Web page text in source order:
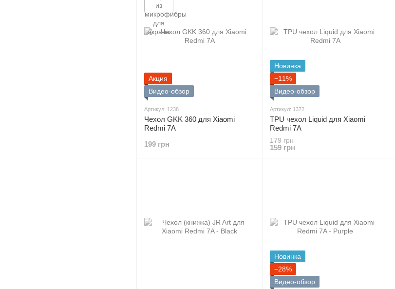
Акция
Видео-обзор
Артикул: 1238
Чехол GKK 360 для Xiaomi
Redmi 7A
199 грн
Новинка
−11%
Видео-обзор
Артикул: 1372
TPU чехол Liquid для Xiaomi
Redmi 7A
179 грн
159 грн
Новинка
−28%
Видео-обзор